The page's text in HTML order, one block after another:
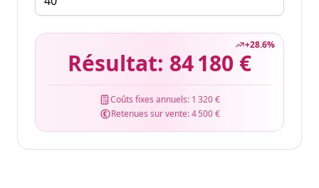
+28.6%
Résultat: 84 180 €
Coûts fixes annuels: 1 320 €
Retenues sur vente:4 500 €